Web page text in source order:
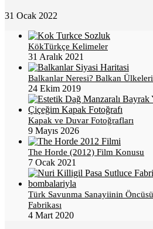
31 Ocak 2022
KökTürkçe Kelimeler
31 Aralık 2021
Balkanlar Neresi? Balkan
24 Ekim 2019
Kapak ve Duvar Fotoğrafları
9 Mayıs 2026
The Horde (2012) Film Konusu
7 Ocak 2021
Türk Savunma Sanayiinin
Fabrikası
4 Mart 2020